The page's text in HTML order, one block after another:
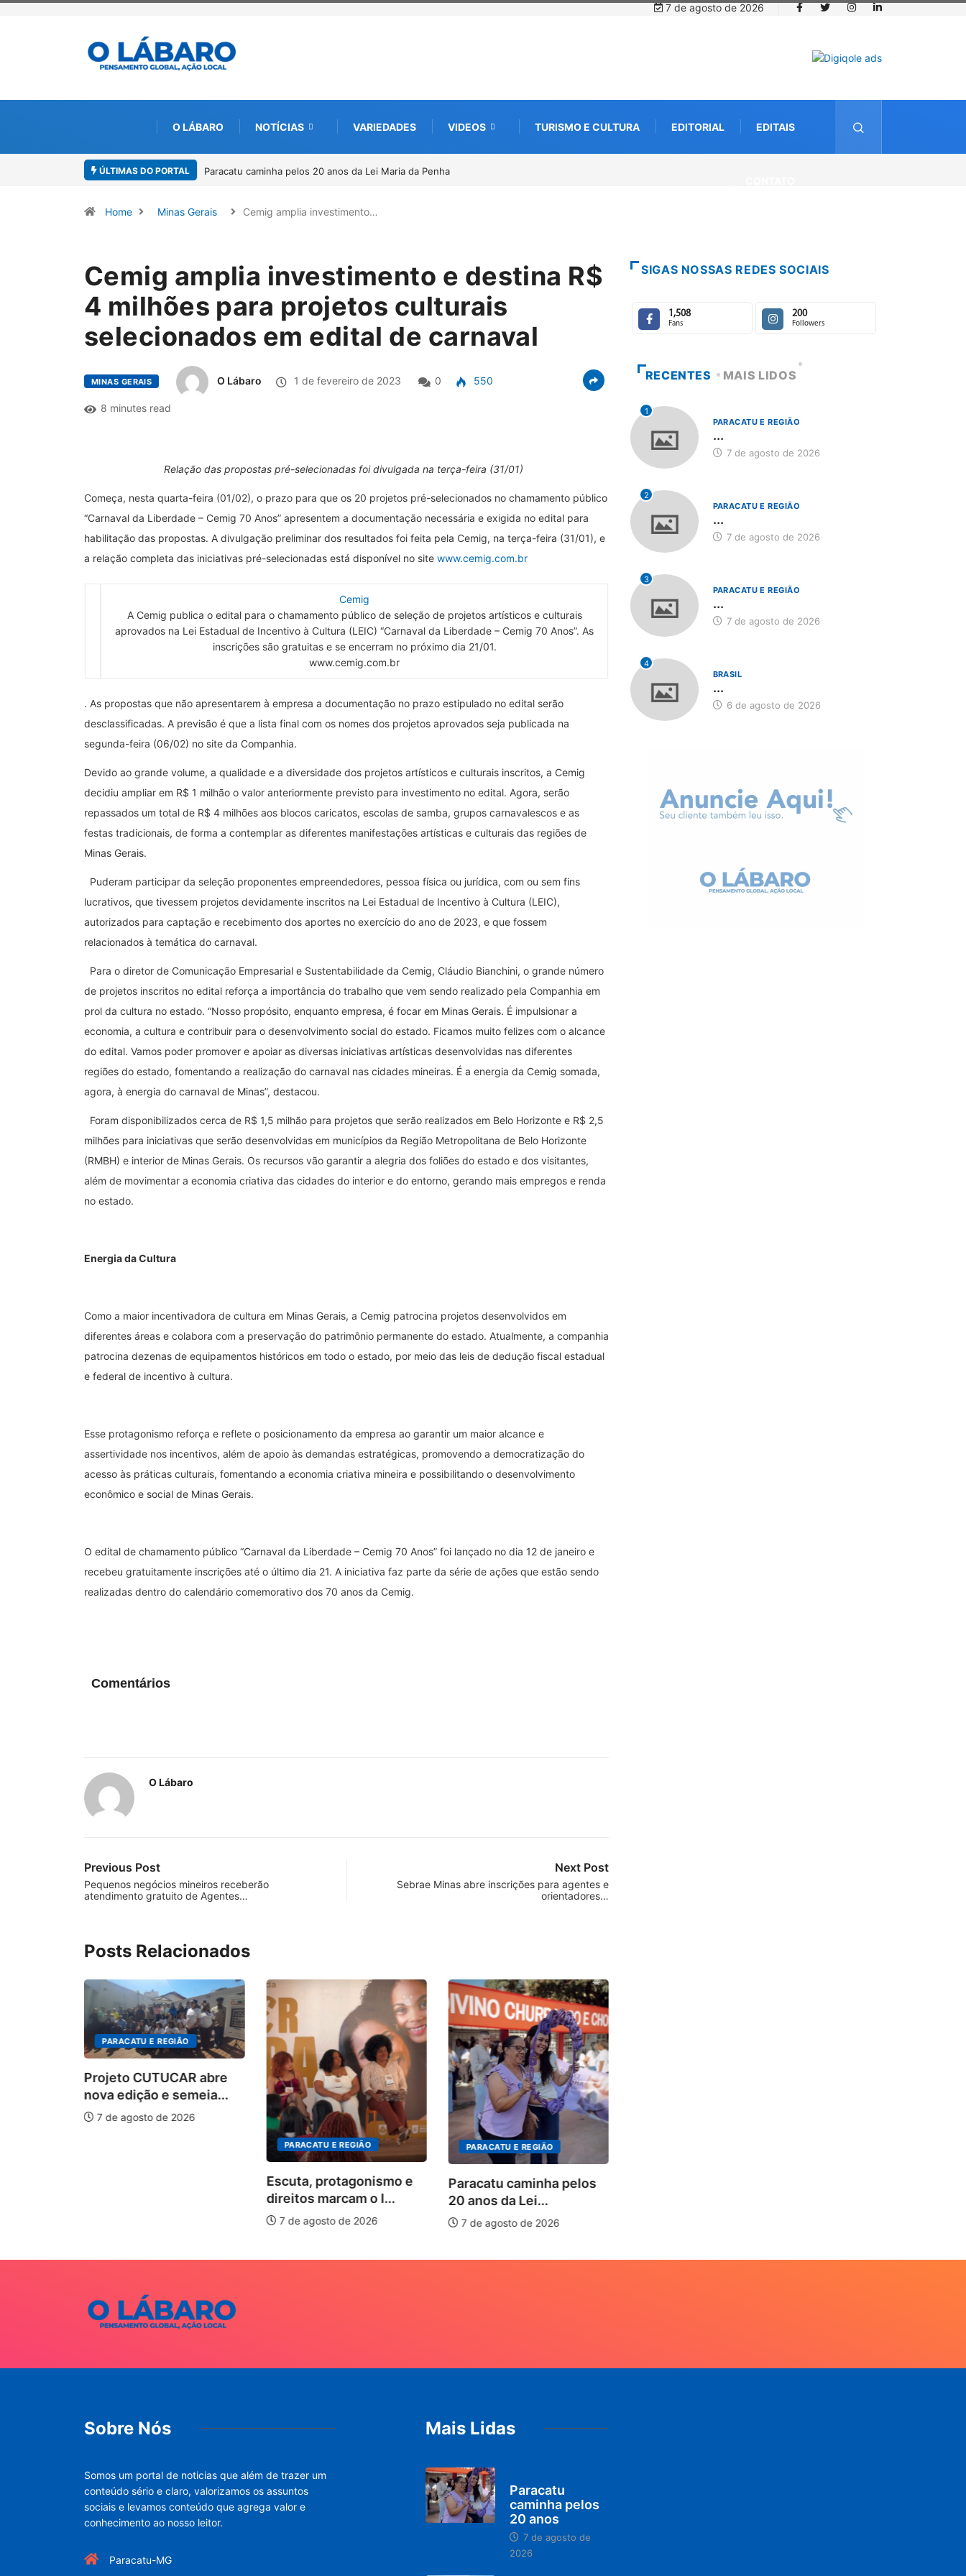
7 de agosto de 2026
O LÁBARO NOTÍCIAS VARIEDADES VIDEOS TURISMO E CULTURA EDITORIAL EDITAIS
ÚLTIMAS DO PORTAL
pelos 20 anos da Lei Maria da Penha Projeto CUTUCAR abre nova edição e semeia o futuro
Home Minas Gerais Cemig amplia investimento…
Cemig amplia investimento e destina R$
4 milhões para projetos culturais
selecionados em edital de carnaval
MINAS GERAIS O Lábaro 1 de fevereiro de 2023 0 550
8 minutes read
Relação das propostas pré-selecionadas foi divulgada na terça-feira (31/01)
Começa, nesta quarta-feira (01/02), o prazo para que os 20 projetos pré-selecionados no chamamento público
“Carnaval da Liberdade – Cemig 70 Anos” apresentem a documentação necessária e exigida no edital para
habilitação das propostas. A divulgação preliminar dos resultados foi feita pela Cemig, na terça-feira (31/01), e
a relação completa das iniciativas pré-selecionadas está disponível no site www.cemig.com.br
Cemig
A Cemig publica o edital para o chamamento público de seleção de projetos artísticos e culturais
aprovados na Lei Estadual de Incentivo à Cultura (LEIC) “Carnaval da Liberdade – Cemig 70 Anos”. As
inscrições são gratuitas e se encerram no próximo dia 21/01.
www.cemig.com.br
. As propostas que não apresentarem à empresa a documentação no prazo estipulado no edital serão
desclassificadas. A previsão é que a lista final com os nomes dos projetos aprovados seja publicada na
segunda-feira (06/02) no site da Companhia.
Devido ao grande volume, a qualidade e a diversidade dos projetos artísticos e culturais inscritos, a Cemig
decidiu ampliar em R$ 1 milhão o valor anteriormente previsto para investimento no edital. Agora, serão
repassados um total de R$ 4 milhões aos blocos caricatos, escolas de samba, grupos carnavalescos e as
festas tradicionais, de forma a contemplar as diferentes manifestações artísticas e culturais das regiões de
Minas Gerais.
Puderam participar da seleção proponentes empreendedores, pessoa física ou jurídica, com ou sem fins
lucrativos, que tivessem projetos devidamente inscritos na Lei Estadual de Incentivo à Cultura (LEIC),
autorizados para captação e recebimento dos aportes no exercício do ano de 2023, e que fossem
relacionados à temática do carnaval.
Para o diretor de Comunicação Empresarial e Sustentabilidade da Cemig, Cláudio Bianchini, o grande número
de projetos inscritos no edital reforça a importância do trabalho que vem sendo realizado pela Companhia em
prol da cultura no estado. “Nosso propósito, enquanto empresa, é focar em Minas Gerais. É impulsionar a
economia, a cultura e contribuir para o desenvolvimento social do estado. Ficamos muito felizes com o alcance
do edital. Vamos poder promover e apoiar as diversas iniciativas artísticas desenvolvidas nas diferentes
regiões do estado, fomentando a realização do carnaval nas cidades mineiras. É a energia da Cemig somada,
agora, à energia do carnaval de Minas”, destacou.
Foram disponibilizados cerca de R$ 1,5 milhão para projetos que serão realizados em Belo Horizonte e R$ 2,5
milhões para iniciativas que serão desenvolvidas em municípios da Região Metropolitana de Belo Horizonte
(RMBH) e interior de Minas Gerais. Os recursos vão garantir a alegria dos foliões do estado e dos visitantes,
além de movimentar a economia criativa das cidades do interior e do entorno, gerando mais empregos e renda
no estado.
Energia da Cultura
Como a maior incentivadora de cultura em Minas Gerais, a Cemig patrocina projetos desenvolvidos em
diferentes áreas e colabora com a preservação do patrimônio permanente do estado. Atualmente, a companhia
patrocina dezenas de equipamentos históricos em todo o estado, por meio das leis de dedução fiscal estadual
e federal de incentivo à cultura.
Esse protagonismo reforça e reflete o posicionamento da empresa ao garantir um maior alcance e
assertividade nos incentivos, além de apoio às demandas estratégicas, promovendo a democratização do
acesso às práticas culturais, fomentando a economia criativa mineira e possibilitando o desenvolvimento
econômico e social de Minas Gerais.
O edital de chamamento público “Carnaval da Liberdade – Cemig 70 Anos” foi lançado no dia 12 de janeiro e
recebeu gratuitamente inscrições até o último dia 21. A iniciativa faz parte da série de ações que estão sendo
realizadas dentro do calendário comemorativo dos 70 anos da Cemig.
Comentários
O Lábaro
Previous Post
Pequenos negócios mineiros receberão
atendimento gratuito de Agentes…
Next Post
Sebrae Minas abre inscrições para agentes e
orientadores…
Posts Relacionados
PARACATU E REGIÃO
Projeto CUTUCAR abre
nova edição e semeia...
7 de agosto de 2026
PARACATU E REGIÃO
Escuta, protagonismo e
direitos marcam o I...
7 de agosto de 2026
PARACATU E REGIÃO
Paracatu caminha pelos
20 anos da Lei...
7 de agosto de 2026
SIGAS NOSSAS REDES SOCIAIS
1,508
Fans
200
Followers
RECENTES MAIS LIDOS
1
PARACATU E REGIÃO
...
7 de agosto de 2026
2
PARACATU E REGIÃO
...
7 de agosto de 2026
3
PARACATU E REGIÃO
...
7 de agosto de 2026
4
BRASIL
...
6 de agosto de 2026
Sobre Nós
Somos um portal de noticias que além de trazer um
conteúdo sério e claro, valorizamos os assuntos
sociais e levamos conteúdo que agrega valor e
conhecimento ao nosso leitor.
Paracatu-MG
Mais Lidas
Paracatu
caminha pelos
20 anos
7 de agosto de
2026